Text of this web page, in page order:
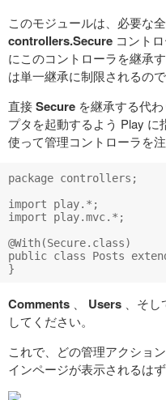
このモジュールは、必要な
controllers.Secure コント
にこのコントローラを継承
は単一継承に制限されるの
直接Secure を継承する代
プタを起動するよう Play に
使って管理コントローラを
package controllers;
import play.*;
import play.mvc.*;
@With(Secure.class)
public class Posts
Comments Users 、そし
してください。
これで、どの管理アクショ
インページが表示されるは